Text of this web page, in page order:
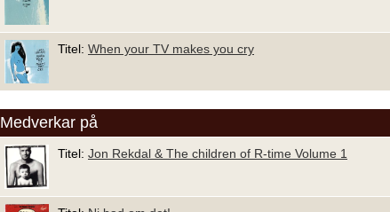
Titel: When your TV makes you cry
Medverkar på
Titel: Jon Rekdal & The children of R-time Volume 1